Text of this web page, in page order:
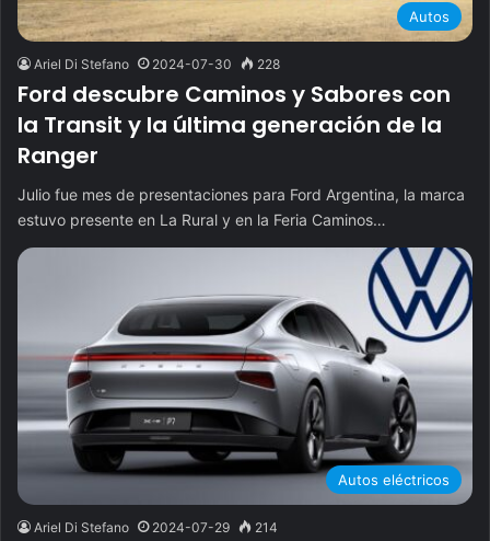
Autos
Ariel Di Stefano 2024-07-30 228
Ford descubre Caminos y Sabores con
la Transit y la última generación de la
Ranger
Julio fue mes de presentaciones para Ford Argentina, la marca
estuvo presente en La Rural y en la Feria Caminos…
Autos eléctricos
Ariel Di Stefano 2024-07-29 214